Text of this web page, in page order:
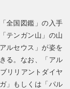
全国図鑑」の入手
テンガン山」の山
ルセウス」が姿を
る。なお、「アル
リリアントダイヤ
」もしくは「パル